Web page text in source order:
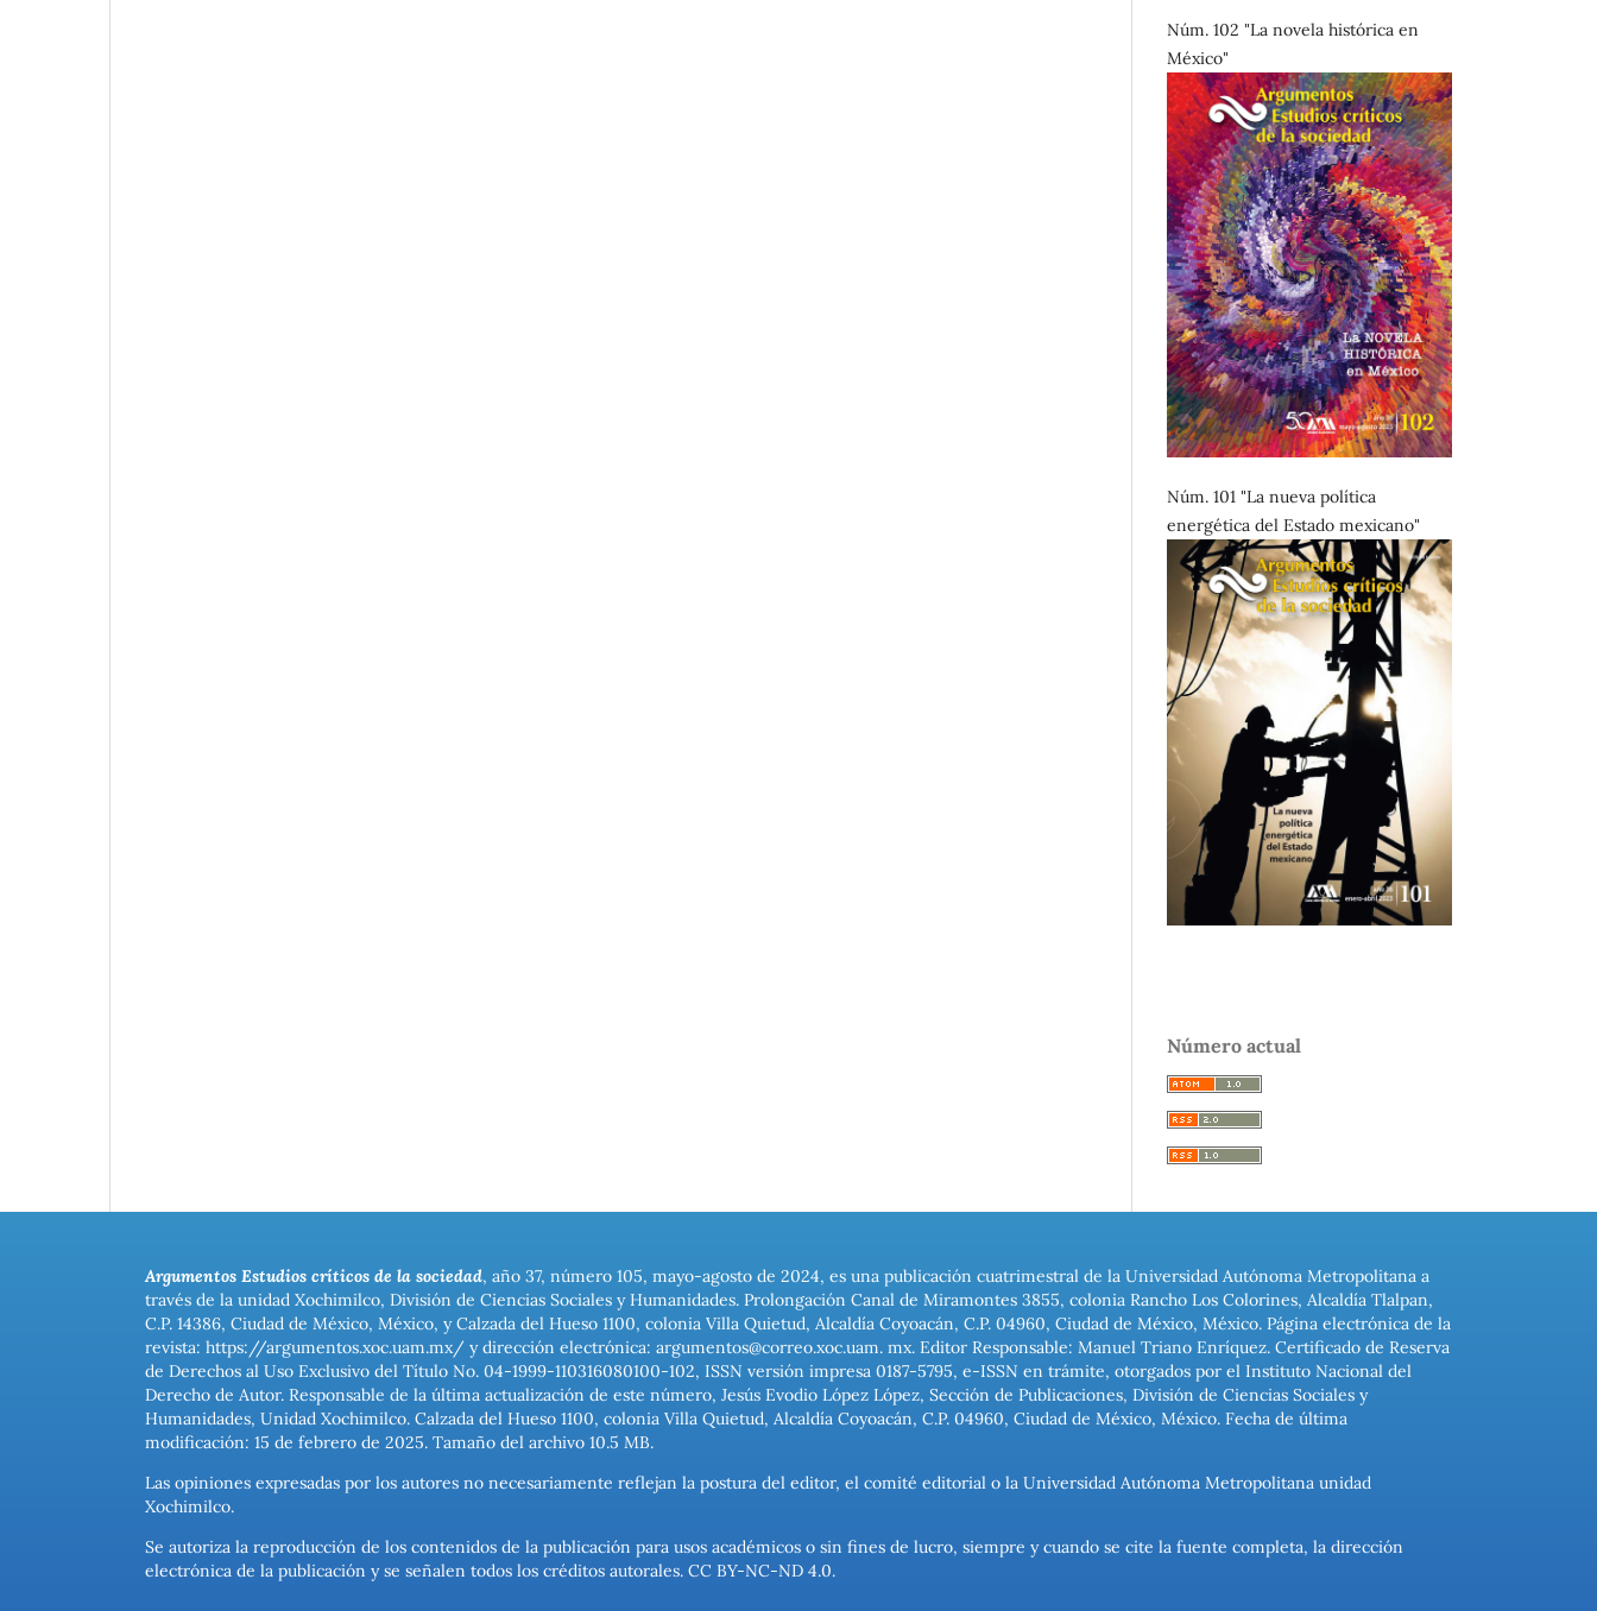
Núm. 102 "La novela histórica en
México"
Núm. 101 "La nueva política
energética del Estado mexicano"
Número actual
Argumentos Estudios críticos de la sociedad, año 37, número 105, mayo-agosto de 2024, es una publicación cuatrimestral de la Universidad Autónoma Metropolitana a
través de la unidad Xochimilco, División de Ciencias Sociales y Humanidades. Prolongación Canal de Miramontes 3855, colonia Rancho Los Colorines, Alcaldía Tlalpan,
C.P. 14386, Ciudad de México, México, y Calzada del Hueso 1100, colonia Villa Quietud, Alcaldía Coyoacán, C.P. 04960, Ciudad de México, México. Página electrónica de la
revista: https://argumentos.xoc.uam.mx/ y dirección electrónica: argumentos@correo.xoc.uam. mx. Editor Responsable: Manuel Triano Enríquez. Certificado de Reserva
de Derechos al Uso Exclusivo del Título No. 04-1999-110316080100-102, ISSN versión impresa 0187-5795, e-ISSN en trámite, otorgados por el Instituto Nacional del
Derecho de Autor. Responsable de la última actualización de este número, Jesús Evodio López López, Sección de Publicaciones, División de Ciencias Sociales y
Humanidades, Unidad Xochimilco. Calzada del Hueso 1100, colonia Villa Quietud, Alcaldía Coyoacán, C.P. 04960, Ciudad de México, México. Fecha de última
modificación: 15 de febrero de 2025. Tamaño del archivo 10.5 MB.
Las opiniones expresadas por los autores no necesariamente reflejan la postura del editor, el comité editorial o la Universidad Autónoma Metropolitana unidad
Xochimilco.
Se autoriza la reproducción de los contenidos de la publicación para usos académicos o sin fines de lucro, siempre y cuando se cite la fuente completa, la dirección
electrónica de la publicación y se señalen todos los créditos autorales. CC BY-NC-ND 4.0.